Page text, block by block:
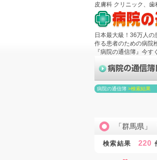
皮膚科 クリニック、歯
日本最大級！36万人の
作る患者のための病院
『病院の通信簿』今す
病院の通信簿 >検索結果
「群馬県」
検索結果 220